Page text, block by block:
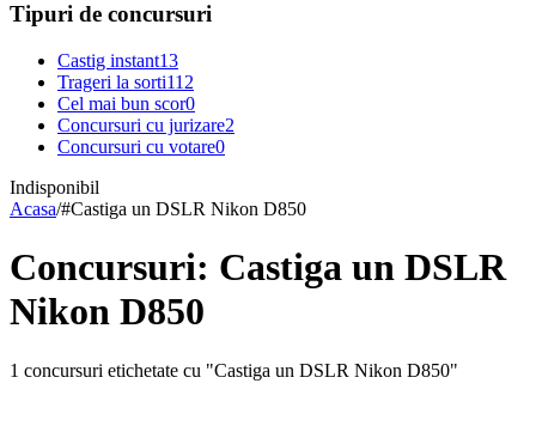
Tipuri de concursuri
Castig instant13
Trageri la sorti112
Cel mai bun scor0
Concursuri cu jurizare2
Concursuri cu votare0
Indisponibil
Acasa/#Castiga un DSLR Nikon D850
Concursuri: Castiga un DSLR
Nikon D850
1 concursuri etichetate cu "Castiga un DSLR Nikon D850"